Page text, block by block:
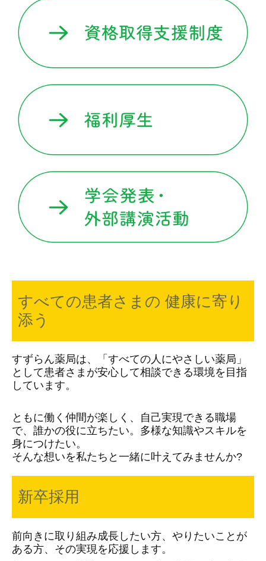
学会発表・外部講演活動
お知らせ
すべての患者さまの 健康に寄り
添う
すずらん薬局は、「すべての人にやさしい薬局」
として患者さまが安心して相談できる環境を目指
しています。
ともに働く仲間が楽しく、自己実現できる職場
で、誰かの役に立ちたい。多様な知識やスキルを
身につけたい。
そんな想いを私たちと一緒に叶えてみませんか?
新卒採用
前向きに取り組み成長したい方、 やりたいことが
ある方、その実現を応援します。